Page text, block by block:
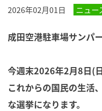
2026年02月01日 ニュー
成田空港駐車場サンパ
今週末2026年2月8日(
これからの国民の生活
な選挙になります。